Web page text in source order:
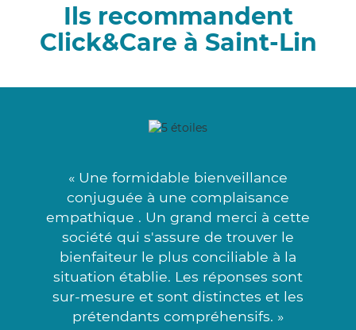
Ils recommandent
Click&Care à Saint-Lin
« Une formidable bienveillance
conjuguée à une complaisance
empathique . Un grand merci à cette
société qui s'assure de trouver le
bienfaiteur le plus conciliable à la
situation établie. Les réponses sont
sur-mesure et sont distinctes et les
prétendants compréhensifs. »